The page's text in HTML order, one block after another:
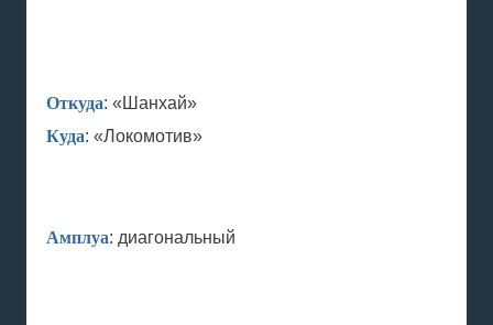
Откуда: «Шанхай»
Куда: «Локомотив»
Амплуа: диагональный